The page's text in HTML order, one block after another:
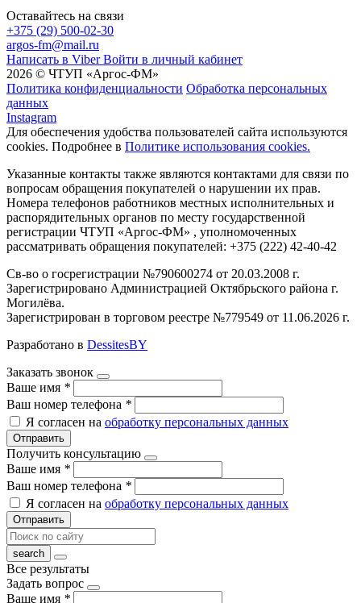
Оставайтесь на связи
+375 (29) 500-02-30
argos-fm@mail.ru
Написать в Viber Войти в личный кабинет
2026 © ЧТУП «Аргос-ФМ»
Политика конфиденциальности Обработка персональных
данных
Instagram
Для обеспечения удобства пользователей сайта используются
cookies. Подробнее в Политике использования cookies.
Указанные контакты также являются контактами для связи по
вопросам обращения покупателей о нарушении их прав.
Номера телефонов работников местных исполнительных и
распорядительных органов по месту государственной
регистрации ЧТУП «Аргос-ФМ» , уполномоченных
рассматривать обращения покупателей: +375 (222) 42-40-42
Св-во о госрегистрации №790600274 от 20.03.2008 г.
Зарегистрировано Администрацией Октябрьского района г.
Могилёва.
Зарегистрирован в торговом реестре №779549 от 11.06.2026 г.
Разработано в DessitesBY
Заказать звонок
Ваше имя *
Ваш номер телефона *
Я согласен на обработку персональных данных
Отправить
Получить консультацию
Ваше имя *
Ваш номер телефона *
Я согласен на обработку персональных данных
Отправить
Все результаты
Задать вопрос
Ваше имя *